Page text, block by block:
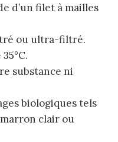
d’un filet à mailles
ou ultra-filtré.
substance ni
biologiques tels
clair ou